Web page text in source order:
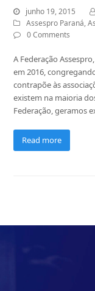
junho 19, 2015
Assespro Paraná,
0 Comments
A Federação
em 2016,
contrapõe às
existem na maioria
Federação, geramos
Read more